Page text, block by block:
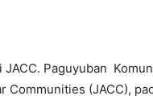
JACC. Paguyuban
Communities (JACC),